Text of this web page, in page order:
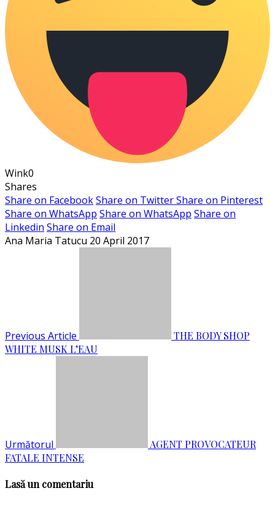
Wink0
Shares
Share on FacebookShare on TwitterShare on Pinterest
Share on WhatsApp Share on WhatsApp Share on
Linkedin Share on Email
Ana Maria Tatucu 20 April 2017
Previous Article
THE BODY SHOP
WHITE MUSK L’EAU
Următorul
AGENT PROVOCATEUR
FATALE INTENSE
Lasă un comentariu